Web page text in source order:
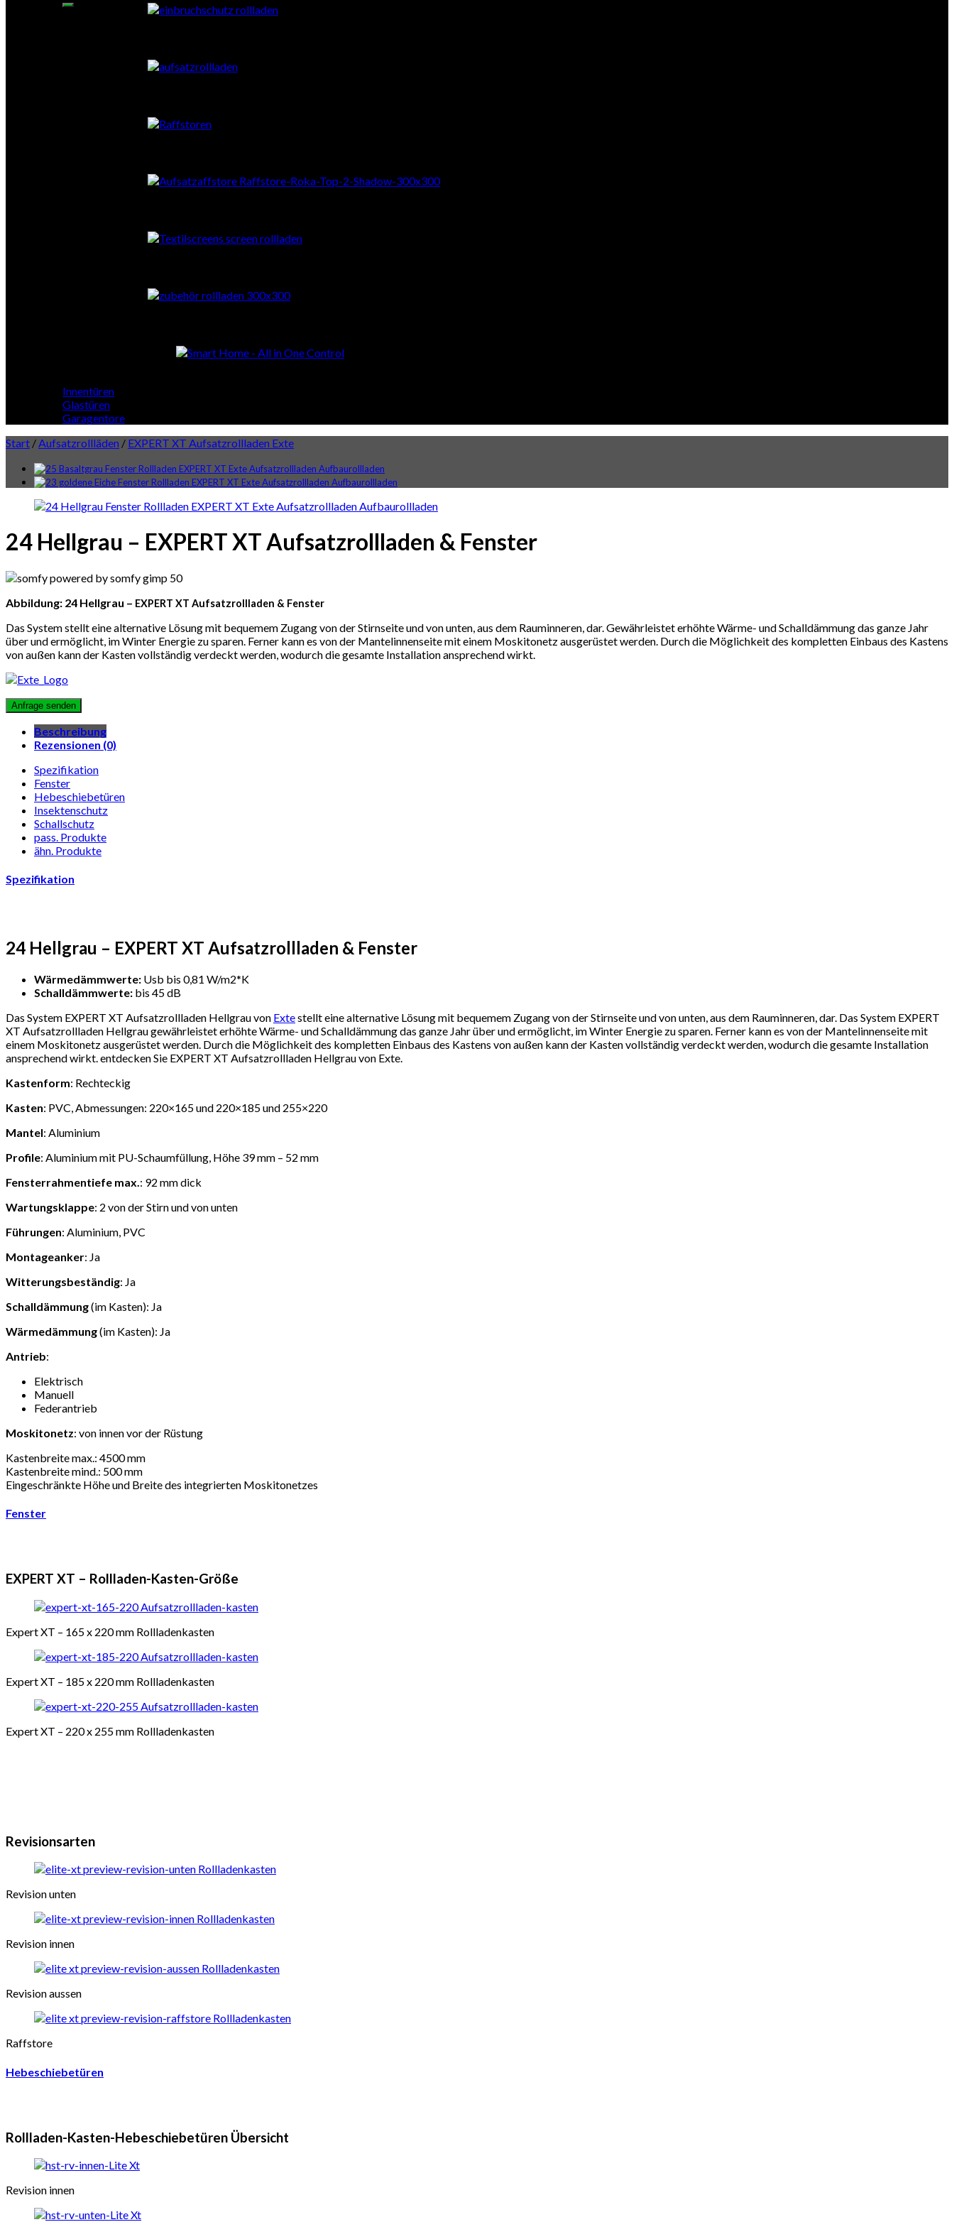
Innentüren
Glastüren
Garagentore
Start / Aufsatzrollläden / EXPERT XT Aufsatzrollladen Exte
24 Hellgrau – EXPERT XT Aufsatzrollladen & Fenster
Abbildung: 24 Hellgrau – EXPERT XT Aufsatzrollladen & Fenster
Das System stellt eine alternative Lösung mit bequemem Zugang von der Stirnseite und von unten, aus dem Rauminneren, dar. Gewährleistet erhöhte Wärme- und Schalldämmung das ganze Jahr
über und ermöglicht, im Winter Energie zu sparen. Ferner kann es von der Mantelinnenseite mit einem Moskitonetz ausgerüstet werden. Durch die Möglichkeit des kompletten Einbaus des Kastens
von außen kann der Kasten vollständig verdeckt werden, wodurch die gesamte Installation ansprechend wirkt.
Beschreibung
Rezensionen (0)
Spezifikation
Fenster
Hebeschiebetüren
Insektenschutz
Schallschutz
pass. Produkte
ähn. Produkte
Spezifikation
24 Hellgrau – EXPERT XT Aufsatzrollladen & Fenster
Wärmedämmwerte: Usb bis 0,81 W/m2*K
Schalldämmwerte: bis 45 dB
Das System EXPERT XT Aufsatzrollladen Hellgrau von Extestellt eine alternative Lösung mit bequemem Zugang von der Stirnseite und von unten, aus dem Rauminneren, dar. Das System EXPERT
XT Aufsatzrollladen Hellgrau gewährleistet erhöhte Wärme- und Schalldämmung das ganze Jahr über und ermöglicht, im Winter Energie zu sparen. Ferner kann es von der Mantelinnenseite mit
einem Moskitonetz ausgerüstet werden. Durch die Möglichkeit des kompletten Einbaus des Kastens von außen kann der Kasten vollständig verdeckt werden, wodurch die gesamte Installation
ansprechend wirkt. entdecken Sie EXPERT XT Aufsatzrollladen Hellgrau von Exte.
Kastenform: Rechteckig
Kasten: PVC, Abmessungen: 220×165 und 220×185 und 255×220
Mantel: Aluminium
Profile: Aluminium mit PU-Schaumfüllung, Höhe 39 mm – 52 mm
Fensterrahmentiefe max.: 92 mm dick
Wartungsklappe: 2 von der Stirn und von unten
Führungen: Aluminium, PVC
Montageanker: Ja
Witterungsbeständig: Ja
Schalldämmung(im Kasten): Ja
Wärmedämmung(im Kasten): Ja
Antrieb:
Elektrisch
Manuell
Federantrieb
Moskitonetz: von innen vor der Rüstung
Kastenbreite max.: 4500 mm
Kastenbreite mind.: 500 mm
Eingeschränkte Höhe und Breite des integrierten Moskitonetzes
Fenster
EXPERT XT – Rollladen-Kasten-Größe
Expert XT – 165 x 220 mm Rollladenkasten
Expert XT – 185 x 220 mm Rollladenkasten
Expert XT – 220 x 255 mm Rollladenkasten
Revisionsarten
Revision unten
Revision innen
Revision aussen
Raffstore
Hebeschiebetüren
Rollladen-Kasten-Hebeschiebetüren Übersicht
Revision innen